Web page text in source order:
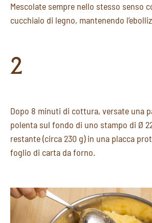
Mescolate sempre nello stesso senso
cucchiaio di legno, mantenendo
2
Dopo 8 minuti di cottura, versate una
polenta sul fondo di uno stampo di Ø
restante (circa 230 g) in una placca
foglio di carta da forno.